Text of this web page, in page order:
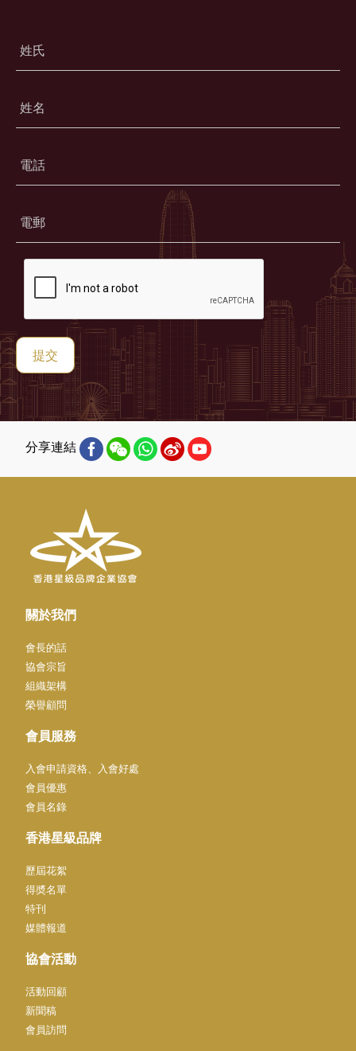
姓氏
姓名
電話
電郵
提交
分享連結
關於我們
會長的話
協會宗旨
組織架構
榮譽顧問
會員服務
入會申請資格、入會好處
會員優惠
會員名錄
香港星級品牌
歷屆花絮
得奬名單
特刊
媒體報道
協會活動
活動回顧
新聞稿
會員訪問